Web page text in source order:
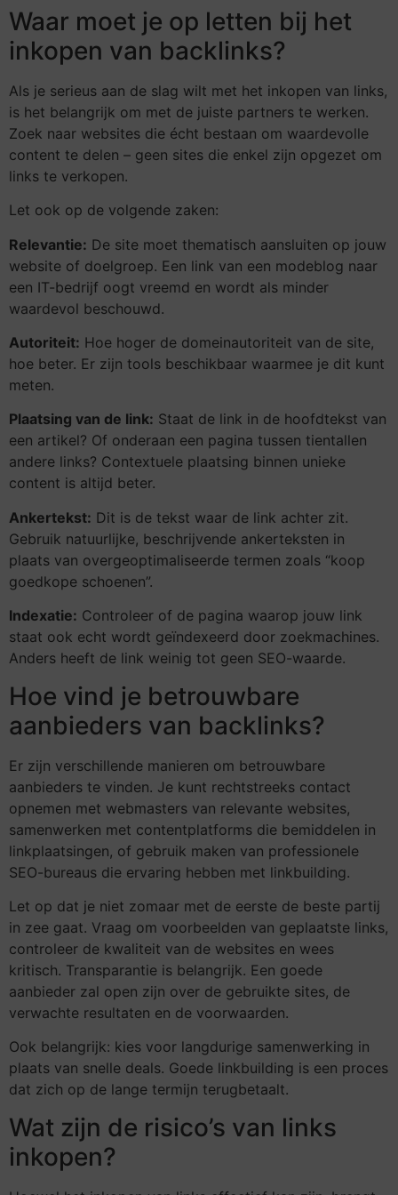
Waar moet je op letten bij het
inkopen van backlinks?
Als je serieus aan de slag wilt met het inkopen van links,
is het belangrijk om met de juiste partners te werken.
Zoek naar websites die écht bestaan om waardevolle
content te delen – geen sites die enkel zijn opgezet om
links te verkopen.
Let ook op de volgende zaken:
Relevantie: De site moet thematisch aansluiten op jouw
website of doelgroep. Een link van een modeblog naar
een IT-bedrijf oogt vreemd en wordt als minder
waardevol beschouwd.
Autoriteit: Hoe hoger de domeinautoriteit van de site,
hoe beter. Er zijn tools beschikbaar waarmee je dit kunt
meten.
Plaatsing van de link: Staat de link in de hoofdtekst van
een artikel? Of onderaan een pagina tussen tientallen
andere links? Contextuele plaatsing binnen unieke
content is altijd beter.
Ankertekst: Dit is de tekst waar de link achter zit.
Gebruik natuurlijke, beschrijvende ankerteksten in
plaats van overgeoptimaliseerde termen zoals “koop
goedkope schoenen”.
Indexatie: Controleer of de pagina waarop jouw link
staat ook echt wordt geïndexeerd door zoekmachines.
Anders heeft de link weinig tot geen SEO-waarde.
Hoe vind je betrouwbare
aanbieders van backlinks?
Er zijn verschillende manieren om betrouwbare
aanbieders te vinden. Je kunt rechtstreeks contact
opnemen met webmasters van relevante websites,
samenwerken met contentplatforms die bemiddelen in
linkplaatsingen, of gebruik maken van professionele
SEO-bureaus die ervaring hebben met linkbuilding.
Let op dat je niet zomaar met de eerste de beste partij
in zee gaat. Vraag om voorbeelden van geplaatste links,
controleer de kwaliteit van de websites en wees
kritisch. Transparantie is belangrijk. Een goede
aanbieder zal open zijn over de gebruikte sites, de
verwachte resultaten en de voorwaarden.
Ook belangrijk: kies voor langdurige samenwerking in
plaats van snelle deals. Goede linkbuilding is een proces
dat zich op de lange termijn terugbetaalt.
Wat zijn de risico’s van links
inkopen?